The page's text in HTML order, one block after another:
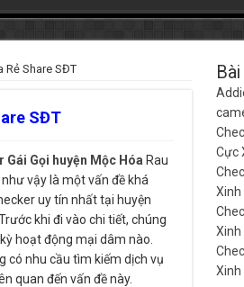
Rẻ Share SĐT
SĐT
Gái Gọi huyện Mộc Hóa Rau
vậy là một vấn đề khá
uy tín nhất tại huyện
khi đi vào chi tiết, chúng
hoạt động mại dâm nào.
có nhu cầu tìm kiếm dịch vụ
quan đến vấn đề này.
Cực
Xinh
Xinh
Xinh